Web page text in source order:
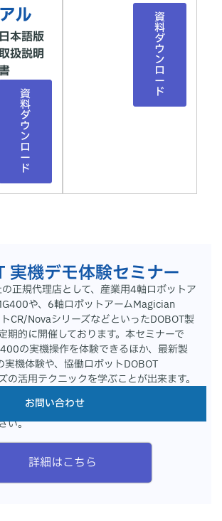
アル
日本語版
扱説明
資
料
ダ
ウ
ン
ロ
ー
ド
資
料
ダ
ウ
ン
ロ
ー
ド
実機デモ体験セミナー
正規代理店として、産業用4軸ロボットア
や、6軸ロボットアームMagician
CR/NovaシリーズなどといったDOBOT製
期的に開催しております。本セミナーで
の実機操作を体験できるほか、最新製
機体験や、協働ロボットDOBOT
の活用テクニックを学ぶことが出来ます。
モ機をご覧いただくことが出来ますので、
い。
詳細はこちら
お問い合わせ